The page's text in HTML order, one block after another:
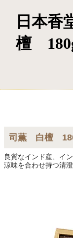
日本香
檀
司薫 白檀
良質なインド産、イ
涼味を合わせ持つ清澄